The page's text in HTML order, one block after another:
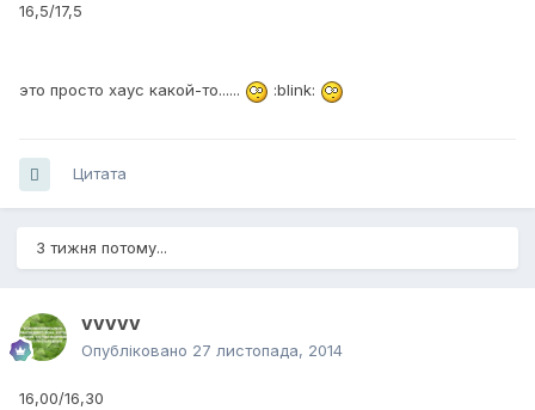
16,5/17,5
это просто хаус какой-то...... :blink:
Цитата
3 тижня потому...
vvvvv
Опубліковано 27 листопада, 2014
16,00/16,30